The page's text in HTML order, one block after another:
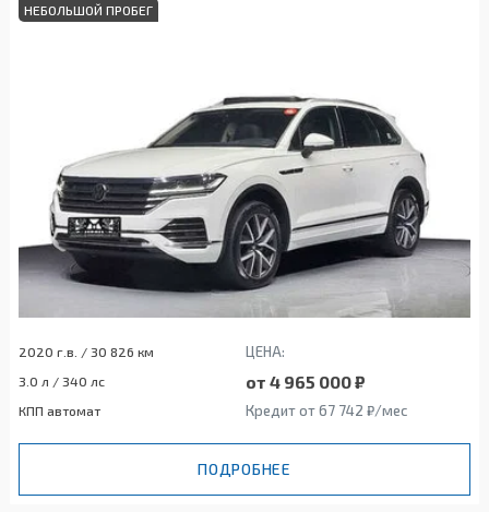
НЕБОЛЬШОЙ ПРОБЕГ
2020 г.в. / 30 826 км ЦЕНА:
3.0 л / 340 лс от 4 965 000 ₽
КПП автомат Кредит от 67 742 ₽/мес
ПОДРОБНЕЕ